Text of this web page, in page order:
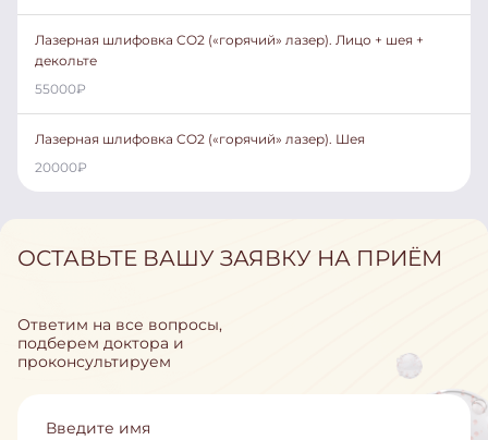
Лазерная шлифовка CO2 («горячий» лазер). Лицо + шея +
декольте
55000₽
Лазерная шлифовка CO2 («горячий» лазер). Шея
20000₽
ОСТАВЬТЕ ВАШУ ЗАЯВКУ НА ПРИЁМ
Ответим на все вопросы,
подберем доктора и
проконсультируем
Введите имя